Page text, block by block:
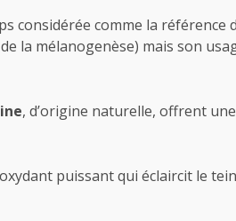
considérée comme la référence
la mélanogenèse) mais son
, d’origine naturelle, offrent
puissant qui éclaircit le